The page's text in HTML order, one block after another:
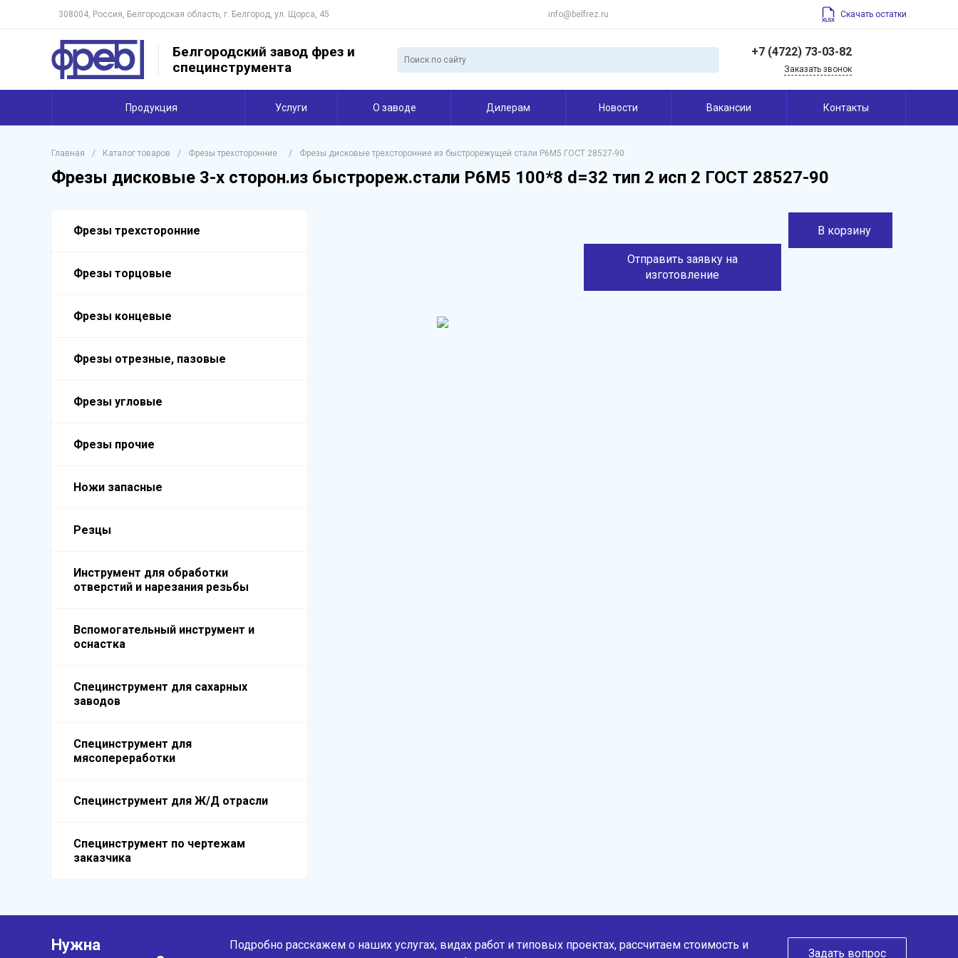
308004, Россия, Белгородская область, г. Белгород, ул. Щорса, 45 info@belfrez.ru Скачать остатки
Белгородский завод фрез и
специнструмента
+7 (4722) 73-03-82
Заказать звонок
Продукция Услуги О заводе Дилерам Новости Вакансии Контакты
Главная / Каталог товаров / Фрезы трехсторонние / Фрезы дисковые трехсторонние из быстрорежущей стали Р6М5 ГОСТ 28527-90
Фрезы дисковые 3-х сторон.из быстрореж.стали Р6М5 100*8 d=32 тип 2 исп 2 ГОСТ 28527-90
Фрезы трехсторонние
Фрезы торцовые
Фрезы концевые
Фрезы отрезные, пазовые
Фрезы угловые
Фрезы прочие
Ножи запасные
Резцы
Инструмент для обработки
отверстий и нарезания резьбы
Вспомогательный инструмент и
оснастка
Специнструмент для сахарных
заводов
Специнструмент для
мясопереработки
Специнструмент для Ж/Д отрасли
Специнструмент по чертежам
заказчика
Отправить заявку на
изготовление
В корзину
Нужна
Подробно расскажем о наших услугах, видах работ и типовых проектах, рассчитаем стоимость и
Задать вопрос